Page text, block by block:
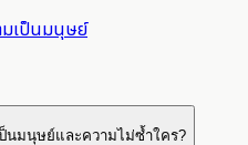
มเป็นมนุษย์
นมนุษย์และความไม่ซ้ำใคร?